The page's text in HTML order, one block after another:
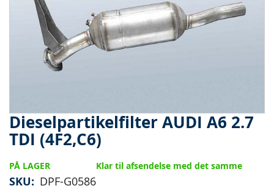
Dieselpartikelfilter AUDI A6 2.7
TDI (4F2,C6)
PÅ LAGER
SKU DPF-G0586
Klar til afsendelse med det samme
Gå
til
starten
billedgalleriet